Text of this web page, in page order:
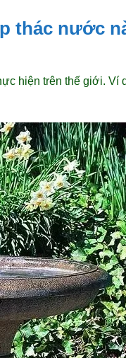
thác nước
hiện trên thế giới. Ví